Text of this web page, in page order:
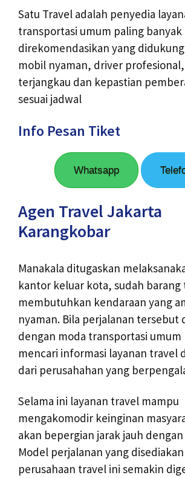
Satu Travel adalah penyedia
transportasi umum paling banyak
direkomendasikan yang
mobil nyaman, driver
terjangkau dan kepastian
sesuai jadwal
Info Pesan Tiket
Whatsapp
Agen Travel Jakarta
Karangkobar
Manakala ditugaskan
kantor keluar kota, sudah barang
membutuhkan kendaraan yang
nyaman. Bila perjalanan tersebut
dengan moda transportasi umum
mencari informasi layanan travel
dari perusahahan yang
Selama ini layanan travel mampu
mengakomodir keinginan
akan bepergian jarak jauh
Model perjalanan yang
perusahaan travel ini semakin